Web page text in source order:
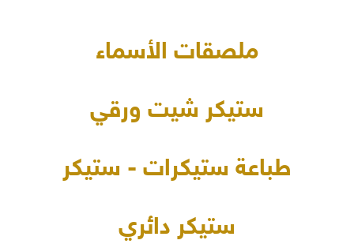
ملصقات الأسماء
ستيكر شيت ورقي
طباعة ستيكرات - ستيكر
ستيكر دائري